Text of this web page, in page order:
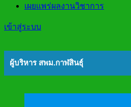
เผยแพร่ผลงานวิชาการ
เข้าสู่ระบบ
ผู้บริหาร สพม.กาฬสินธุ์